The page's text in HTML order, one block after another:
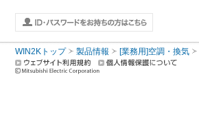
WIN2Kトップ 製品情報 [業務用]空調・換気